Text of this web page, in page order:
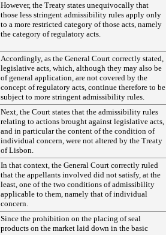
However, the Treaty states unequivocally that
those less stringent admissibility rules apply only
to a more restricted category of those acts, namely
the category of regulatory acts.
Accordingly, as the General Court correctly stated,
legislative acts, which, although they may also be
of general application, are not covered by the
concept of regulatory acts, continue therefore to be
subject to more stringent admissibility rules.
Next, the Court states that the admissibility rules
relating to actions brought against legislative acts,
and in particular the content of the condition of
individual concern, were not altered by the Treaty
of Lisbon.
In that context, the General Court correctly ruled
that the appellants involved did not satisfy, at the
least, one of the two conditions of admissibility
applicable to them, namely that of individual
concern.
Since the prohibition on the placing of seal
products on the market laid down in the basic